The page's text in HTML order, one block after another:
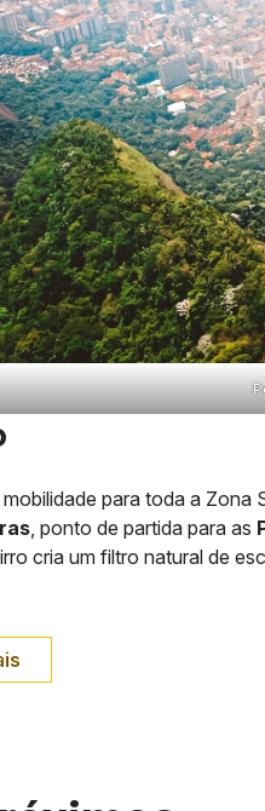
mobilidade para toda a
, ponto de partida para as
cria um filtro natural de